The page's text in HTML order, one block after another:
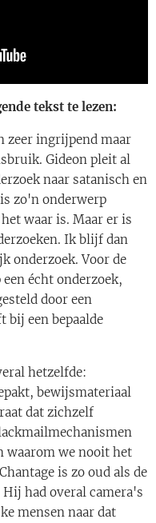
tekst te lezen:
zeer ingrijpend maar
Gideon pleit al
naar satanisch en
zo'n onderwerp
waar is. Maar er is
Ik blijf dan
onderzoek. Voor de
écht onderzoek,
door een
bij een bepaalde
hetzelfde:
bewijsmateriaal
dat zichzelf
waarom we nooit het
is zo oud als de
had overal camera's
mensen naar dat